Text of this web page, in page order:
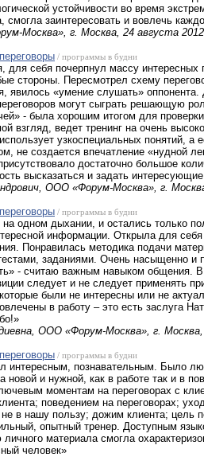
устойчивости во время
заинтересовать и вовлечь
Москва», г. Москва, 24 августа 2012
/ программы в будни
для себя почерпнул массу
стороны. Пересмотрел схему
явилось «умение слушать»
могут сыграть решающую
- была хорошим итогом для
взгляд, ведет тренинг на очень
узкоспециальных понятий, а
не создается впечатление «нудной
достаточно большое
высказаться и задать
ООО «Форум-Москва», г.
/ программы в будни
одном дыхании, и остались только
информации. Открыла для
Понравилась методика подачи
заданиями. Очень насыщенно и
- считаю важным навыком общения. В
следует и не следует применять
были не интересны или не
в работу – это есть заслуга
ООО «Форум-Москва», г.
/ программы в будни
интересным, познавательным. Было
и нужной, как в работе так и в
моментам на переговорах с
поведением на переговорах;
в нашу пользу; дожим клиента; цель
опытный тренер. Доступным
материала смогла
человек»